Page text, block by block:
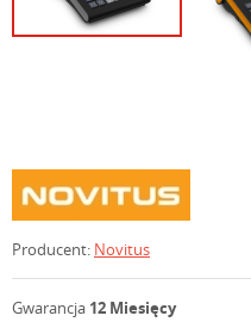
Producent: Novitus
Gwarancja 12 Miesięcy